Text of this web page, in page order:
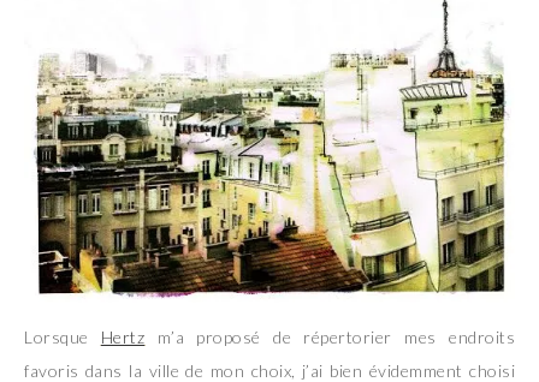
Lorsque Hertz m’a proposé de répertorier mes endroits
favoris dans la ville de mon choix, j’ai bien évidemment choisi